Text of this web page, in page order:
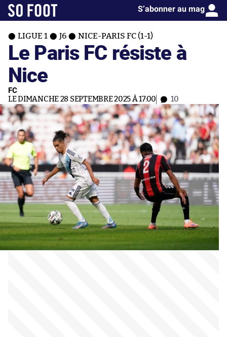
S’abonner au mag
LIGUE 1 J6 NICE-PARIS FC (1-1)
Le Paris FC résiste à
Nice
FC
LE DIMANCHE 28 SEPTEMBRE 2025 À 17:00 10